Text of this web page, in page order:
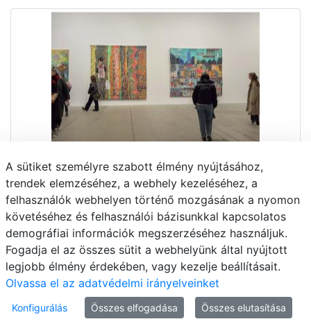
A sütiket személyre szabott élmény nyújtásához,
trendek elemzéséhez, a webhely kezeléséhez, a
felhasználók webhelyen történő mozgásának a nyomon
követéséhez és felhasználói bázisunkkal kapcsolatos
demográfiai információk megszerzéséhez használjuk.
Fogadja el az összes sütit a webhelyünk által nyújtott
legjobb élmény érdekében, vagy kezelje beállításait.
Olvassa el az adatvédelmi irányelveinket
Konfigurálás Összes elfogadása Összes elutasítása